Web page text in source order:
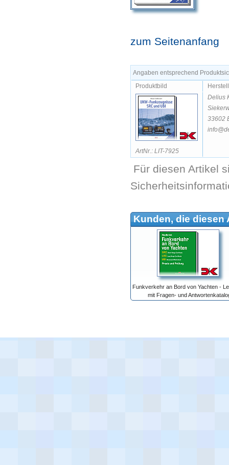
zum Seitenanfang
Angaben entsprechend
Produktbild
ArtNr.: LIT-7925
Delius
33602
Für diesen Artikel
Kunden, die diesen
Funkverkehr an Bord von Yachten -
mit Fragen- und